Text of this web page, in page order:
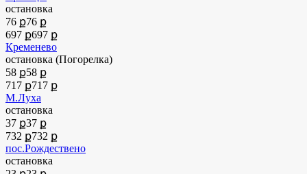
остановка
76 ք76 ք
697 ք697 ք
Кременево
остановка (Погорелка)
58 ք58 ք
717 ք717 ք
М.Луха
остановка
37 ք37 ք
732 ք732 ք
пос.Рождествено
остановка